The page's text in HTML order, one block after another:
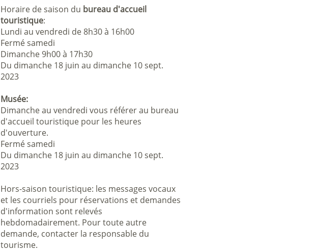
Horaire de saison du bureau d'accueil
touristique:
Lundi au vendredi de 8h30 à 16h00
Fermé samedi
Dimanche 9h00 à 17h30
Du dimanche 18 juin au dimanche 10 sept.
2023
Musée:
Dimanche au vendredi vous référer au bureau
d'accueil touristique pour les heures
d'ouverture.
Fermé samedi
Du dimanche 18 juin au dimanche 10 sept.
2023
Hors-saison touristique: les messages vocaux
et les courriels pour réservations et demandes
d'information sont relevés
hebdomadairement. Pour toute autre
demande, contacter la responsable du
tourisme.